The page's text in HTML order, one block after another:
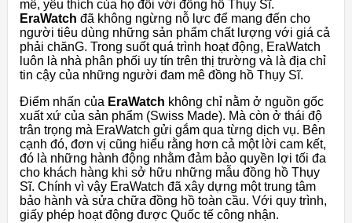
mê, yêu thích của họ đối với đồng hồ Thụy Sĩ.
EraWatch đã không ngừng nỗ lực để mang đến cho
người tiêu dùng những sản phẩm chất lượng với giá cả
phải chănG. Trong suốt quá trình hoạt động, EraWatch
luôn là nhà phân phối uy tín trên thị trường và là địa chỉ
tin cậy của những người đam mê đồng hồ Thụy Sĩ.
Điểm nhấn của EraWatch không chỉ nằm ở nguồn gốc
xuất xứ của sản phẩm (Swiss Made). Mà còn ở thái độ
trân trọng mà EraWatch gửi gắm qua từng dịch vụ. Bên
cạnh đó, đơn vị cũng hiểu rằng hơn cả một lời cam kết,
đó là những hành động nhằm đảm bảo quyền lợi tối đa
cho khách hàng khi sở hữu những mẫu đồng hồ Thụy
Sĩ. Chính vì vậy EraWatch đã xây dựng một trung tâm
bảo hành và sửa chữa đồng hồ toàn cầu. Với quy trình,
giấy phép hoạt động được Quốc tế công nhận.